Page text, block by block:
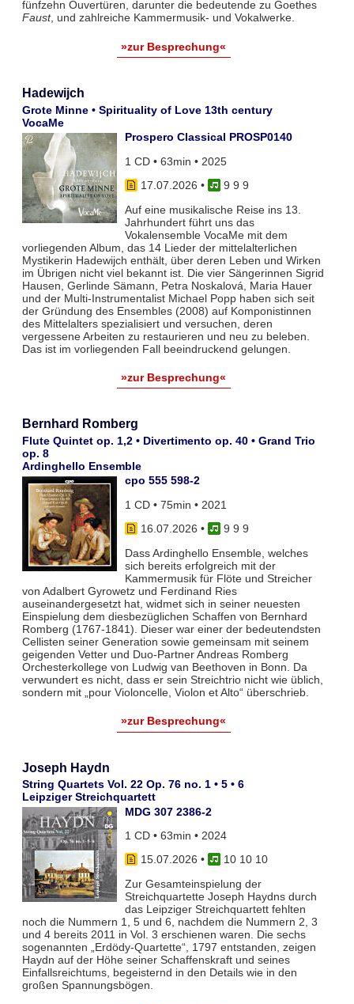
fünfzehn Ouvertüren, darunter die bedeutende zu Goethes
Faust, und zahlreiche Kammermusik- und Vokalwerke.
»zur Besprechung«
Hadewijch
Grote Minne • Spirituality of Love 13th century
VocaMe
Prospero Classical PROSP0140
1 CD • 63min • 2025
17.07.2026 •
9 9 9
Auf eine musikalische Reise ins 13.
Jahrhundert führt uns das
Vokalensemble VocaMe mit dem
vorliegenden Album, das 14 Lieder der mittelalterlichen
Mystikerin Hadewijch enthält, über deren Leben und Wirken
im Übrigen nicht viel bekannt ist. Die vier Sängerinnen Sigrid
Hausen, Gerlinde Sämann, Petra Noskalová, Maria Hauer
und der Multi-Instrumentalist Michael Popp haben sich seit
der Gründung des Ensembles (2008) auf Komponistinnen
des Mittelalters spezialisiert und versuchen, deren
vergessene Arbeiten zu restaurieren und neu zu beleben.
Das ist im vorliegenden Fall beeindruckend gelungen.
»zur Besprechung«
Bernhard Romberg
Flute Quintet op. 1,2 • Divertimento op. 40 • Grand Trio
op. 8
Ardinghello Ensemble
cpo 555 598-2
1 CD • 75min • 2021
16.07.2026 •
9 9 9
Dass Ardinghello Ensemble, welches
sich bereits erfolgreich mit der
Kammermusik für Flöte und Streicher
von Adalbert Gyrowetz und Ferdinand Ries
auseinandergesetzt hat, widmet sich in seiner neuesten
Einspielung dem diesbezüglichen Schaffen von Bernhard
Romberg (1767-1841). Dieser war einer der bedeutendsten
Cellisten seiner Generation sowie gemeinsam mit seinem
geigenden Vetter und Duo-Partner Andreas Romberg
Orchesterkollege von Ludwig van Beethoven in Bonn. Da
verwundert es nicht, dass er sein Streichtrio nicht wie üblich,
sondern mit „pour Violoncelle, Violon et Alto“ überschrieb.
»zur Besprechung«
Joseph Haydn
String Quartets Vol. 22 Op. 76 no. 1 • 5 • 6
Leipziger Streichquartett
MDG 307 2386-2
1 CD • 63min • 2024
15.07.2026 •
10 10 10
Zur Gesamteinspielung der
Streichquartette Joseph Haydns durch
das Leipziger Streichquartett fehlten
noch die Nummern 1, 5 und 6, nachdem die Nummern 2, 3
und 4 bereits 2011 in Vol. 3 erschienen waren. Die sechs
sogenannten „Erdödy-Quartette“, 1797 entstanden, zeigen
Haydn auf der Höhe seiner Schaffenskraft und seines
Einfallsreichtums, begeisternd in den Details wie in den
großen Spannungsbögen.